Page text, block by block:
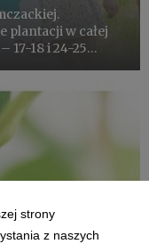
plantacji w całej
17-18 i 24-25
strony
z naszych